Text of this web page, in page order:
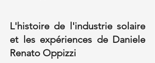
L'histoire de l'industrie solaire
et les expériences de Daniele
Renato Oppizzi